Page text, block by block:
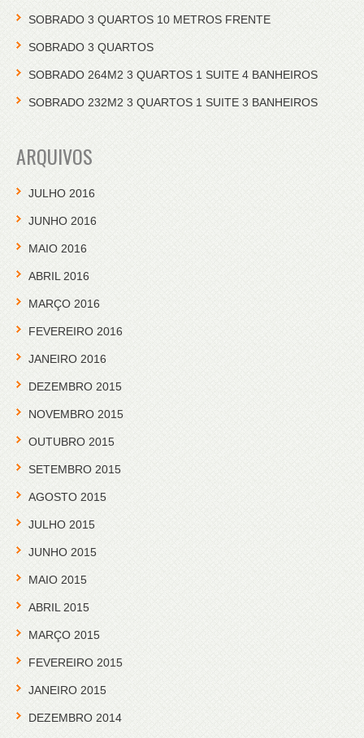
SOBRADO 3 QUARTOS 10 METROS FRENTE
SOBRADO 3 QUARTOS
SOBRADO 264M2 3 QUARTOS 1 SUITE 4 BANHEIROS
SOBRADO 232M2 3 QUARTOS 1 SUITE 3 BANHEIROS
ARQUIVOS
JULHO 2016
JUNHO 2016
MAIO 2016
ABRIL 2016
MARÇO 2016
FEVEREIRO 2016
JANEIRO 2016
DEZEMBRO 2015
NOVEMBRO 2015
OUTUBRO 2015
SETEMBRO 2015
AGOSTO 2015
JULHO 2015
JUNHO 2015
MAIO 2015
ABRIL 2015
MARÇO 2015
FEVEREIRO 2015
JANEIRO 2015
DEZEMBRO 2014